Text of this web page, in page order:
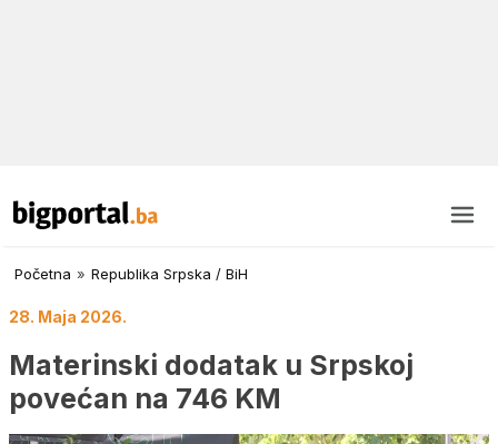
Početna » Republika Srpska / BiH
28. Maja 2026.
Materinski dodatak u Srpskoj
povećan na 746 KM